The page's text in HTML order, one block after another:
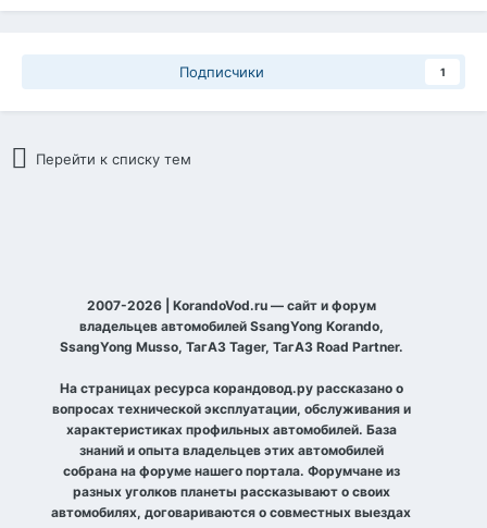
Подписчики 1
Перейти к списку тем
2007-2026 | KorandoVod.ru — сайт и форум
владельцев автомобилей SsangYong Korando,
SsangYong Musso, ТагАЗ Tager, ТагАЗ Road Partner.
На страницах ресурса корандовод.ру рассказано о
вопросах технической эксплуатации, обслуживания и
характеристиках профильных автомобилей. База
знаний и опыта владельцев этих автомобилей
собрана на форуме нашего портала. Форумчане из
разных уголков планеты рассказывают о своих
автомобилях, договариваются о совместных выездах